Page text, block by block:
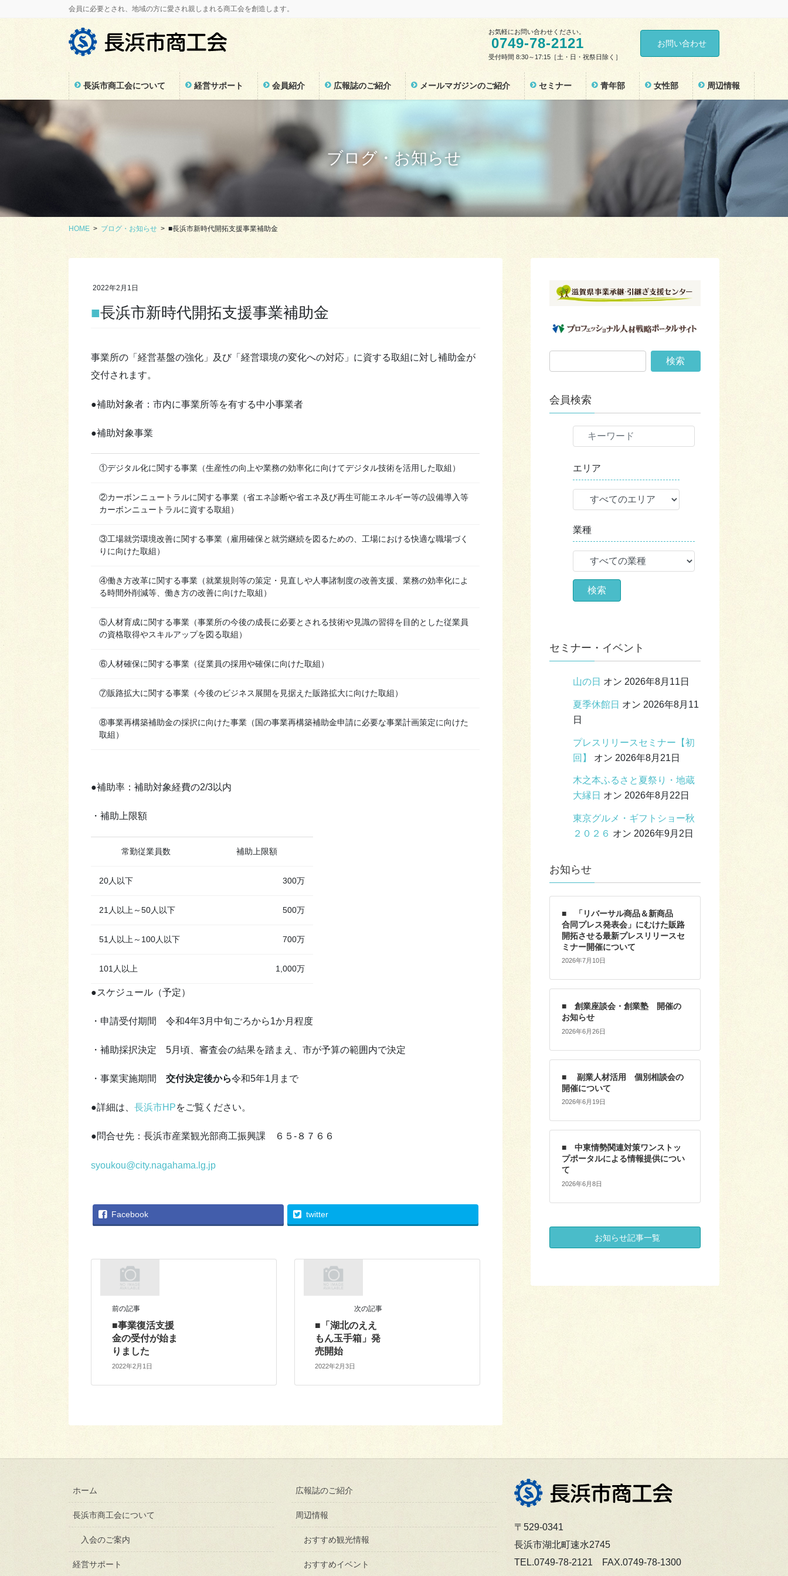
ン
動
ビ
に
会員に必要とされ、地域の方に愛され親しまれる商工会を創造します。
お気軽にお問い合わせください。
0749-78-2121
受付時間 8:30～17:15［土・日・祝祭日除く］
お問い合わせ
長浜市商工会について 経営サポート 会員紹介 広報誌のご紹介 メールマガジンのご紹介 セミナー 青年部 女性部 周辺情報
ブログ・お知らせ
HOME ブログ・お知らせ ■長浜市新時代開拓支援事業補助金
2022年2月1日
■長浜市新時代開拓支援事業補助金
事業所の「経営基盤の強化」及び「経営環境の変化への対応」に資する取組に対し補助金が
交付されます。
●補助対象者：市内に事業所等を有する中小事業者
●補助対象事業
①デジタル化に関する事業（生産性の向上や業務の効率化に向けてデジタル技術を活用した取組）
②カーボンニュートラルに関する事業（省エネ診断や省エネ及び再生可能エネルギー等の設備導入等
カーボンニュートラルに資する取組）
③工場就労環境改善に関する事業（雇用確保と就労継続を図るための、工場における快適な職場づく
りに向けた取組）
④働き方改革に関する事業（就業規則等の策定・見直しや人事諸制度の改善支援、業務の効率化によ
る時間外削減等、働き方の改善に向けた取組）
⑤人材育成に関する事業（事業所の今後の成長に必要とされる技術や見識の習得を目的とした従業員
の資格取得やスキルアップを図る取組）
⑥人材確保に関する事業（従業員の採用や確保に向けた取組）
⑦販路拡大に関する事業（今後のビジネス展開を見据えた販路拡大に向けた取組）
⑧事業再構築補助金の採択に向けた事業（国の事業再構築補助金申請に必要な事業計画策定に向けた
取組）
●補助率：補助対象経費の2/3以内
・補助上限額
常勤従業員数 補助上限額
20人以下 300万
21人以上～50人以下 500万
51人以上～100人以下 700万
101人以上 1,000万
●スケジュール（予定）
・申請受付期間 令和4年3月中旬ごろから1か月程度
・補助採択決定 5月頃、審査会の結果を踏まえ、市が予算の範囲内で決定
・事業実施期間交付決定後から令和5年1月まで
●詳細は、長浜市HPをご覧ください。
●問合せ先：長浜市産業観光部商工振興課 ６５-８７６６
syoukou@city.nagahama.lg.jp
Facebook twitter
前の記事
■事業復活支援
金の受付が始ま
りました
2022年2月1日
次の記事
■「湖北のええ
もん玉手箱」発
売開始
2022年2月3日
会員検索
エリア
業種
セミナー・イベント
山の日 オン 2026年8月11日
夏季休館日 オン 2026年8月11
日
プレスリリースセミナー【初
回】
オン 2026年8月21日
木之本ふるさと夏祭り・地蔵
大縁日 オン 2026年8月22日
東京グルメ・ギフトショー秋
２０２６ オン 2026年9月2日
お知らせ
■ 「リバーサル商品＆新商品
合同プレス発表会」にむけた販路
開拓させる最新プレスリリースセ
ミナー開催について
2026年7月10日
■ 創業座談会・創業塾 開催の
お知らせ
2026年6月26日
■ 副業人材活用 個別相談会の
開催について
2026年6月19日
■ 中東情勢関連対策ワンストッ
プポータルによる情報提供につい
て
2026年6月8日
お知らせ記事一覧
ホーム
長浜市商工会について
入会のご案内
経営サポート
広報誌のご紹介
周辺情報
おすすめ観光情報
おすすめイベント
〒529-0341
長浜市湖北町速水2745
TEL.0749-78-2121 FAX.0749-78-1300